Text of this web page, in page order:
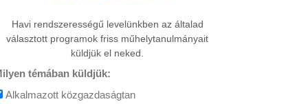
Havi rendszerességű levelünkben az általad
választott programok friss műhelytanulmányait
küldjük el neked.
témában küldjük:
Alkalmazott közgazdaságtan